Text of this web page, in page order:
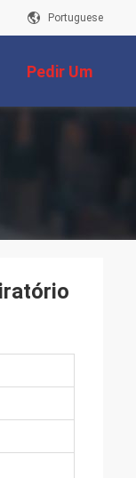
Portuguese
Pedir Um
Orçamento